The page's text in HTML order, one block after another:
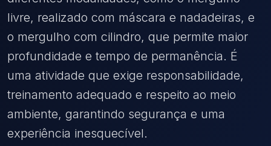
livre, realizado com máscara e nadadeiras, e
o mergulho com cilindro, que permite maior
profundidade e tempo de permanência. É
uma atividade que exige responsabilidade,
treinamento adequado e respeito ao meio
ambiente, garantindo segurança e uma
experiência inesquecível.